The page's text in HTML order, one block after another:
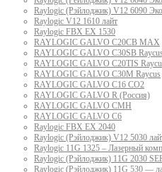
Raylogic (Рэйлоджик) V12 6090
Raylogic V12 1610 лайт
Raylogic FBX EX 1530
RAYLOGIC GALVO С20CB MAX
RAYLOGIC GALVO С30SB
RAYLOGIC GALVO C20TIS
RAYLOGIC GALVO С30M Raycus
RAYLOGIC GALVO С16 CO2
RAYLOGIC GALVO R (Россия)
RAYLOGIC GALVO CMH
RAYLOGIC GALVO С6
Raylogic FBX EX 2040
Raylogic (Рэйлоджик) V12 5030
Raylogic 11G 1325 – Лазерный
Raylogic (Рэйлоджик) 11G 2030
Raylogic (Рэйлоджик) 11G 530 —